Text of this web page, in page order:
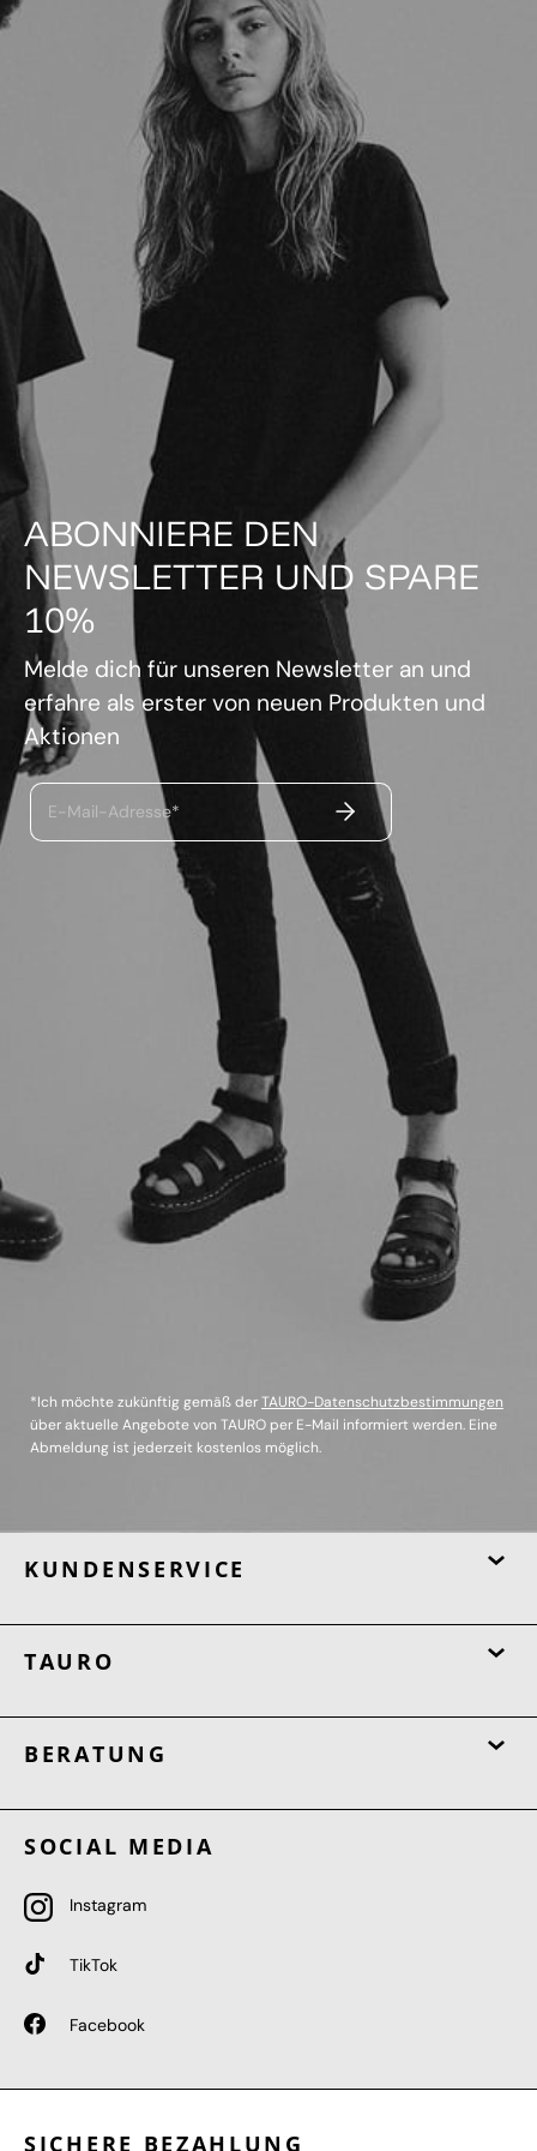
ABONNIERE DEN
NEWSLETTER UND SPARE
10%
Melde dich für unseren Newsletter an und
erfahre als erster von neuen Produkten und
Aktionen
E-Mail-Adresse* ABSENDEN
*Ich möchte zukünftig gemäß derTAURO-Datenschutzbestimmungen
über aktuelle Angebote von TAURO per E-Mail informiert werden. Eine
Abmeldung ist jederzeit kostenlos möglich.
KUNDENSERVICE
TAURO
BERATUNG
SOCIAL MEDIA
Instagram
TikTok
Facebook
SICHERE BEZAHLUNG